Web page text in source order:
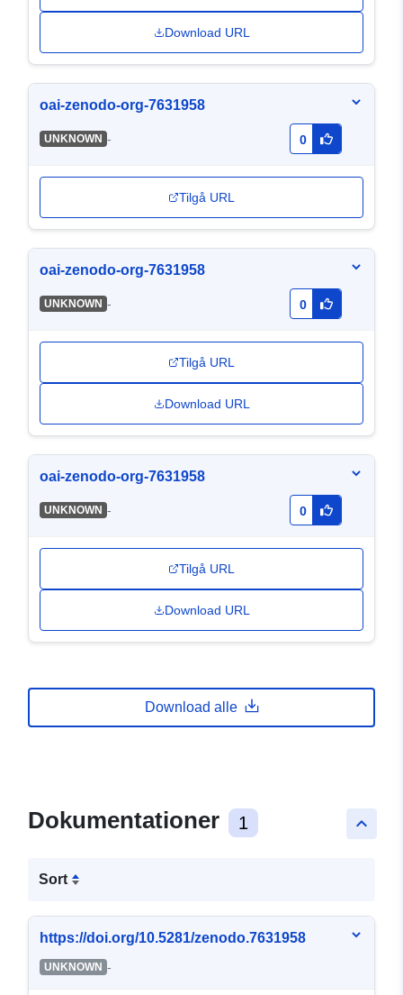
Download URL
oai-zenodo-org-7631958
UNKNOWN - 0
Tilgå URL
oai-zenodo-org-7631958
UNKNOWN - 0
Tilgå URL
Download URL
oai-zenodo-org-7631958
UNKNOWN - 0
Tilgå URL
Download URL
Download alle
keyboard_arrow_up
Dokumentationer 1
Sort
https://doi.org/10.5281/zenodo.7631958
UNKNOWN -